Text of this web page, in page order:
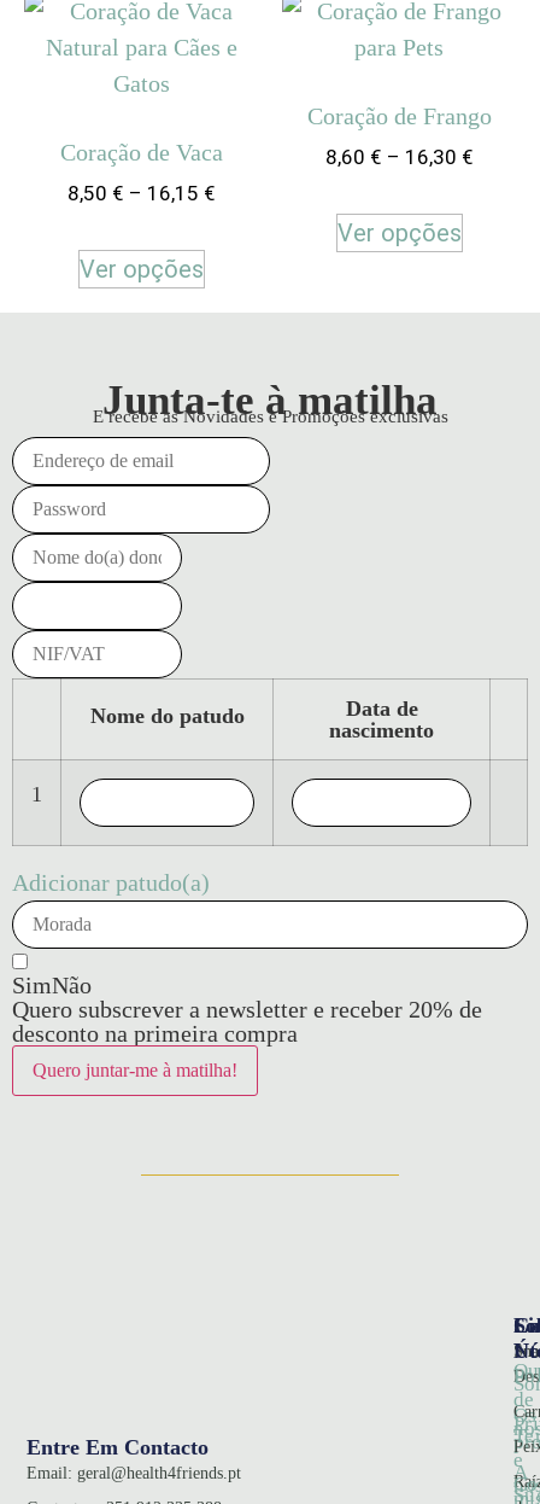
Coração de Vaca
8,50 € – 16,15 €
Ver opções
Coração de Frango
8,60 € – 16,30 €
Ver opções
Junta-te à matilha
E recebe as Novidades e Promoções exclusivas
Nome do patudo
Data de
nascimento
1
Adicionar patudo(a)
SimNão
Quero subscrever a newsletter e receber 20% de
desconto na primeira compra
Entre Em Contacto
Email: geral@health4friends.pt
Os
A
de
e